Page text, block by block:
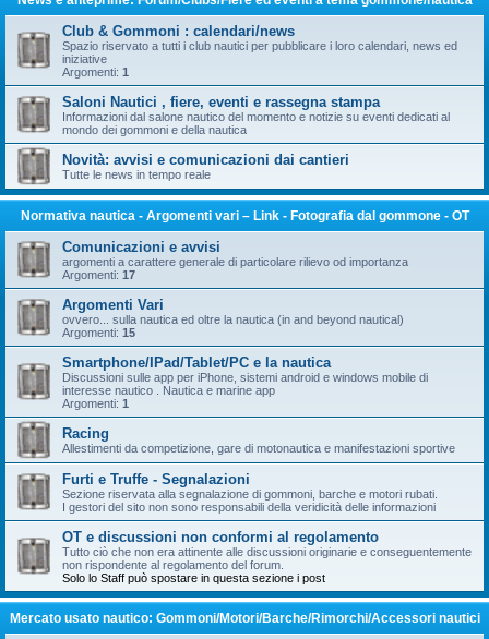
Club & Gommoni : calendari/news
Spazio riservato a tutti i club nautici per pubblicare i loro calendari, news ed
iniziative
Argomenti: 1
Saloni Nautici , fiere, eventi e rassegna stampa
Informazioni dal salone nautico del momento e notizie su eventi dedicati al
mondo dei gommoni e della nautica
Novità: avvisi e comunicazioni dai cantieri
Tutte le news in tempo reale
Normativa nautica - Argomenti vari – Link - Fotografia dal gommone - OT
Comunicazioni e avvisi
argomenti a carattere generale di particolare rilievo od importanza
Argomenti: 17
Argomenti Vari
ovvero... sulla nautica ed oltre la nautica (in and beyond nautical)
Argomenti: 15
Smartphone/IPad/Tablet/PC e la nautica
Discussioni sulle app per iPhone, sistemi android e windows mobile di
interesse nautico . Nautica e marine app
Argomenti: 1
Racing
Allestimenti da competizione, gare di motonautica e manifestazioni sportive
Furti e Truffe - Segnalazioni
Sezione riservata alla segnalazione di gommoni, barche e motori rubati.
I gestori del sito non sono responsabili della veridicità delle informazioni
OT e discussioni non conformi al regolamento
Tutto ciò che non era attinente alle discussioni originarie e conseguentemente
non rispondente al regolamento del forum.
Solo lo Staff può spostare in questa sezione i post
Mercato usato nautico: Gommoni/Motori/Barche/Rimorchi/Accessori nautici